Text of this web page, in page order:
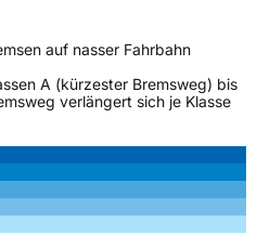
auf nasser Fahrbahn
A (kürzester Bremsweg) bis
verlängert sich je Klasse